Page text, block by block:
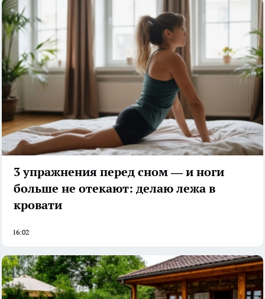
3 упражнения перед сном — и ноги
больше не отекают: делаю лежа в
кровати
16:02